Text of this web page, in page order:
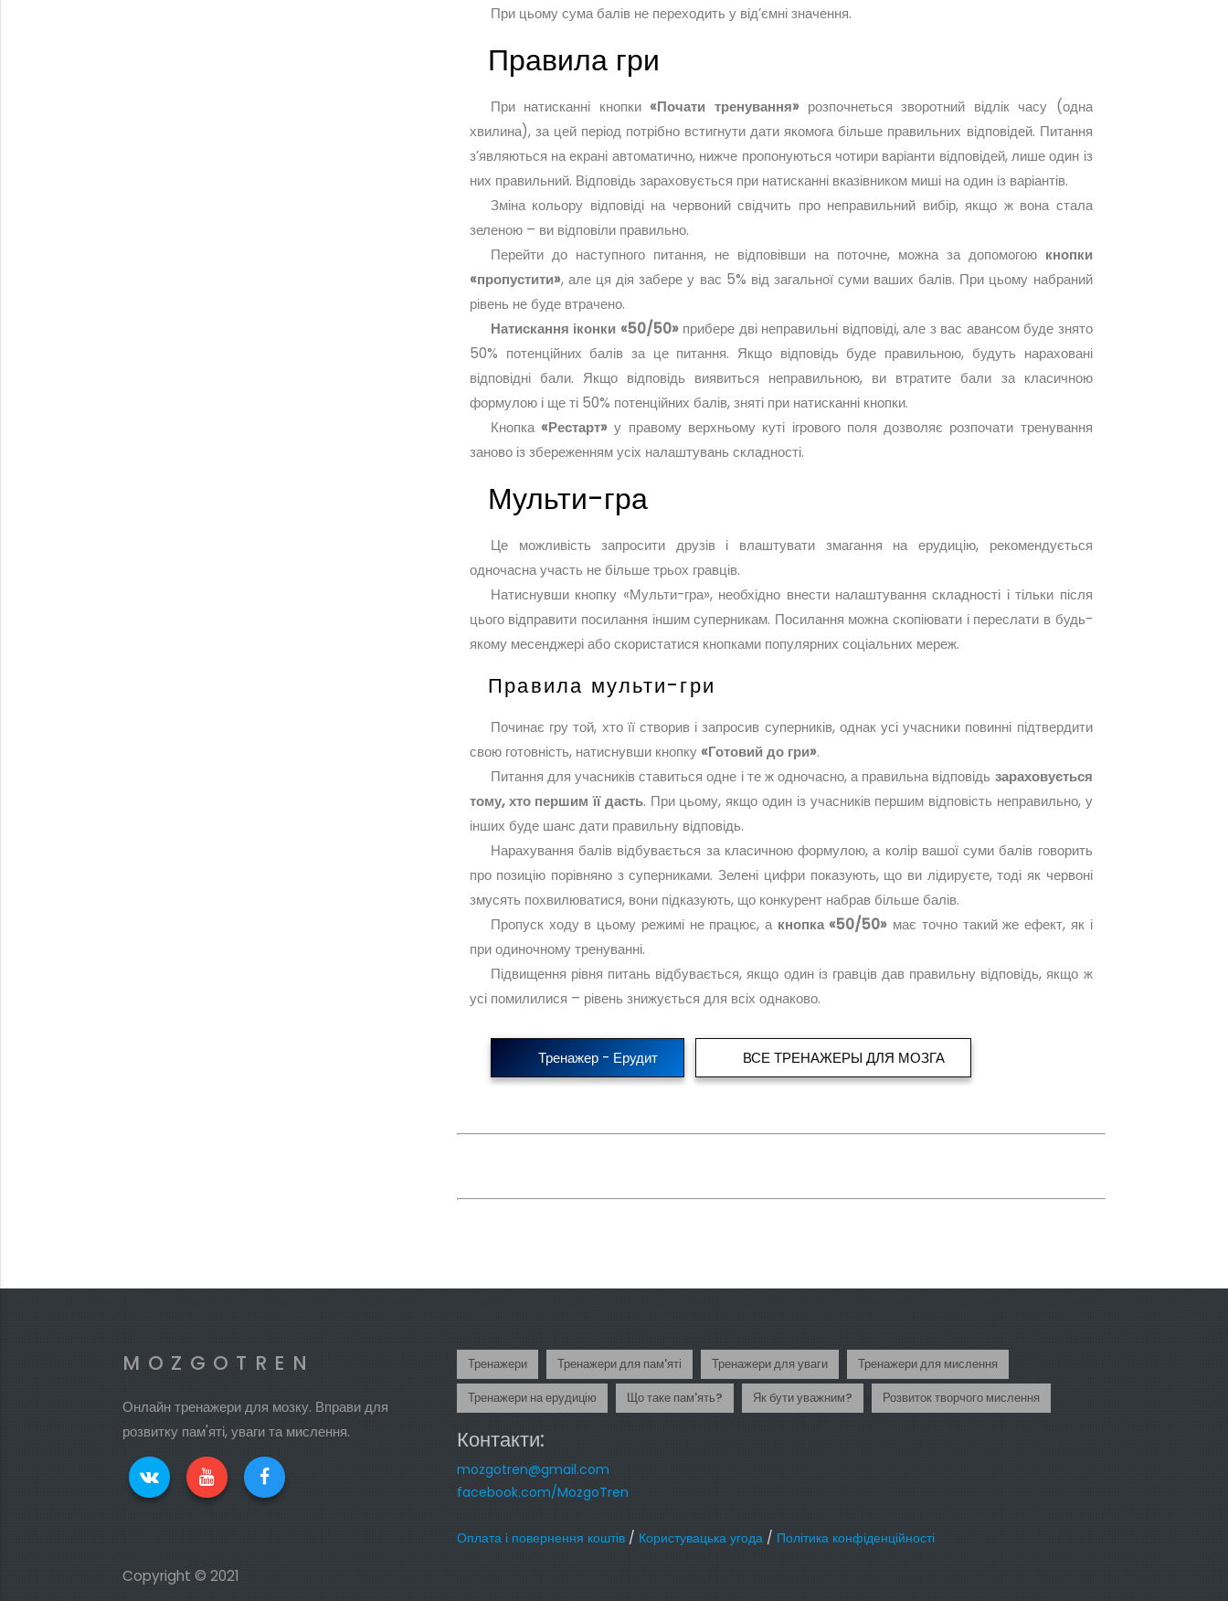
При цьому сума балів не переходить у від’ємні значення.
Правила гри
При натисканні кнопки«Почати тренування»розпочнеться зворотний відлік часу (одна
хвилина), за цей період потрібно встигнути дати якомога більше правильних відповідей. Питання
з’являються на екрані автоматично, нижче пропонуються чотири варіанти відповідей, лише один із
них правильний. Відповідь зараховується при натисканні вказівником миші на один із варіантів.
Зміна кольору відповіді на червоний свідчить про неправильний вибір, якщо ж вона стала
зеленою – ви відповіли правильно.
Перейти до наступного питання, не відповівши на поточне, можна за допомогою кнопки
«пропустити», але ця дія забере у вас 5% від загальної суми ваших балів. При цьому набраний
рівень не буде втрачено.
Натискання іконки «50/50»прибере дві неправильні відповіді, але з вас авансом буде знято
50% потенційних балів за це питання. Якщо відповідь буде правильною, будуть нараховані
відповідні бали. Якщо відповідь виявиться неправильною, ви втратите бали за класичною
формулою і ще ті 50% потенційних балів, зняті при натисканні кнопки.
Кнопка«Рестарт» у правому верхньому куті ігрового поля дозволяє розпочати тренування
заново із збереженням усіх налаштувань складності.
Мульти-гра
Це можливість запросити друзів і влаштувати змагання на ерудицію, рекомендується
одночасна участь не більше трьох гравців.
Натиснувши кнопку «Мульти-гра», необхідно внести налаштування складності і тільки після
цього відправити посилання іншим суперникам. Посилання можна скопіювати і переслати в будь-
якому месенджері або скористатися кнопками популярних соціальних мереж.
Правила мульти-гри
Починає гру той, хто її створив і запросив суперників, однак усі учасники повинні підтвердити
свою готовність, натиснувши кнопку«Готовий до гри».
Питання для учасників ставиться одне і те ж одночасно, а правильна відповідь зараховується
тому, хто першим її дасть. При цьому, якщо один із учасників першим відповість неправильно, у
інших буде шанс дати правильну відповідь.
Нарахування балів відбувається за класичною формулою, а колір вашої суми балів говорить
про позицію порівняно з суперниками. Зелені цифри показують, що ви лідируєте, тоді як червоні
змусять похвилюватися, вони підказують, що конкурент набрав більше балів.
Пропуск ходу в цьому режимі не працює, а кнопка «50/50» має точно такий же ефект, як і
при одиночному тренуванні.
Підвищення рівня питань відбувається, якщо один із гравців дав правильну відповідь, якщо ж
усі помилилися – рівень знижується для всіх однаково.
Тренажер - Ерудит ВСЕ ТРЕНАЖЕРЫ ДЛЯ МОЗГА
MOZGOTREN
Онлайн тренажери для мозку. Вправи для
розвитку пам'яті, уваги та мислення.
Тренажери Тренажери для пам'яті Тренажери для уваги
Тренажери для мислення
Тренажери на ерудицію
Що таке пам'ять? Як бути уважним? Розвиток творчого мислення
Контакти:
mozgotren@gmail.com
facebook.com/MozgoTren
Оплата і повернення коштів/ Користувацька угода/ Політика конфіденційності
Copyright © 2021